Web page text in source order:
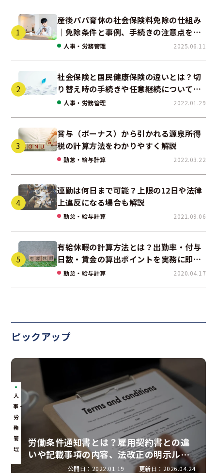
産後パパ育休の社会保険料免除の仕組み
｜免除条件と事例、手続きの注意点を解
説人事・労務管理 2025.06.11
社会保険と国民健康保険の違いとは？切
り替え時の手続きや任意継続について解
説！
人事・労務管理 2022.01.29
賞与（ボーナス）から引かれる源泉所得
税の計算方法をわかりやすく解説
勤怠・給与計算 2022.03.22
連勤は何日まで可能？上限の12日や法律
上違反になる場合も解説
勤怠・給与計算 2021.09.06
有給休暇の計算方法とは？出勤率・付与
日数・賃金の算出ポイントを実務に即し
て解説
勤怠・給与計算 2020.04.17
ピックアップ
人
事・
労
務
管
理
労働条件通知書とは？雇用契約書との違
いや記載事項の内容、法改正の明示ルー
ルを解説
公開日：2022.01.19 更新日：2026.04.24